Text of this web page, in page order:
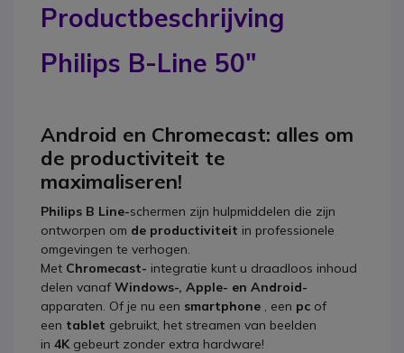
Productbeschrijving
Philips B-Line 50"
Android en Chromecast: alles om
de productiviteit te
maximaliseren!
Philips B Line-schermen zijn hulpmiddelen die zijn
ontworpen om de productiviteit in professionele
omgevingen te verhogen.
Met Chromecast- integratie kunt u draadloos inhoud
delen vanafWindows-, Apple- en Android-
apparaten. Of je nu een smartphone , een pc of
een tablet gebruikt, het streamen van beelden
in 4K gebeurt zonder extra hardware!